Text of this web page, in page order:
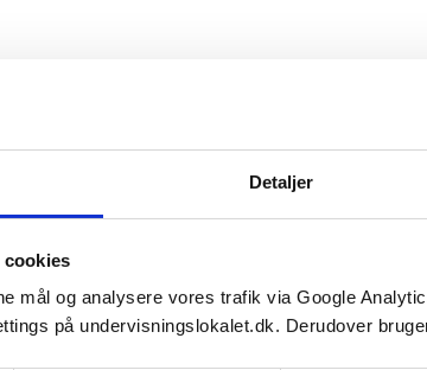
Detaljer
cookies
mål og analysere vores trafik via Google
på undervisningslokalet.dk. Derudover